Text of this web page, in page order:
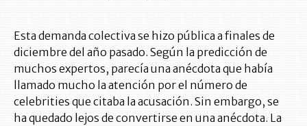
Esta demanda colectiva se hizo pública a finales de
diciembre del año pasado. Según la predicción de
muchos expertos, parecía una anécdota que había
llamado mucho la atención por el número de
celebrities que citaba la acusación. Sin embargo, se
ha quedado lejos de convertirse en una anécdota. La